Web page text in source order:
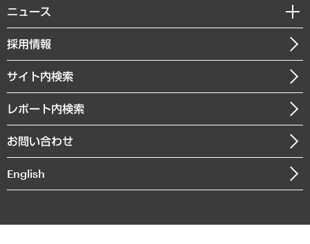
共生・ダイバーシティ
GRC（ガバナンス・リスク・コンプライアンス）・防災（政策）
経済・産業・雇用・労働
まちづくり・観光・交通・スポーツ・スマートシティ
自然資源・農林水産業・食料システム
経営用語集
受託・受注実績（官公庁関連）
メディア掲載・出演
受託案件情報
私たちの想い
社長メッセージ
会社概要
沿革
組織図・本部部室紹介
インドネシア現地法人
個人情報保護方針
ニュース
ニュースリリース
お知らせ
採用情報
サイト内検索
レポート内検索
お問い合わせ
English